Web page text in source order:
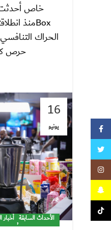
الحراك
حرص
16
يونيو
الأحداث السابقة, أخبار
Facebook
Instagram
Snapchat